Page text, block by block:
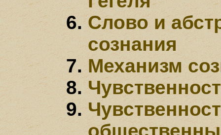
Слово и
сознания
Механизм